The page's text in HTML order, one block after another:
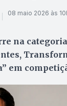
08 maio 2026 às
na categoria
em